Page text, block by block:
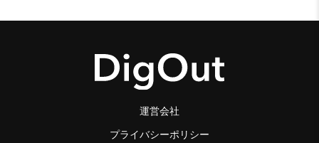
運営会社
プライバシーポリシー